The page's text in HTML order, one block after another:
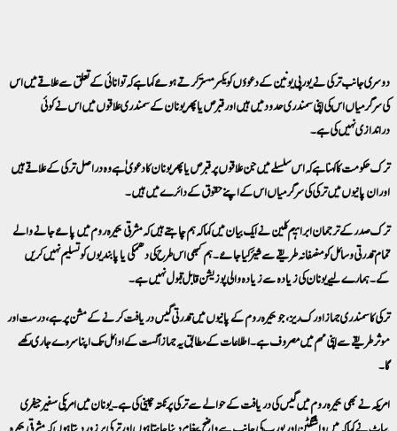
دوسری جانب ترکی نے یورپی یونین کے دعوؤں کو یکسر مستر کرتے ہوئے کہا ہے کہ توانائی کے تعلق سے علاقے میں اس
کی سرگرمیاں اس کی اپنی سمندری حدود میں ہیں اور قبرص یا پھر یونان کے سمندری علاقوں میں اس نے کوئی
دراندازی نہیں کی ہے۔
ترک حکومت کا کہنا ہے کہ اس سلسلے میں جن علاقوں پر قبرص یا پھر یونان کا دعویٰ ہے وہ در اصل ترکی کے علاقے ہیں
اور ان پانیوں میں ترکی کی سرگرمیاں اس کے اپنے حقوق کے دائرے میں ہیں۔
ترک صدر کے ترجمان ابراہیم کلین نے ایک بیان میں کہا کہ ہم چاہتے ہیں کہ مشرقی بحیرہ روم میں پائے جانے والے
تمام قدرتی وسائل کو منصفانہ طریقے سے شیئر کیا جائے۔ ہم کبھی اس طرح کی دھمکی یا پابندیوں کو تسلیم نہیں کریں
گے۔ ہمارے لیے یونان کی زیادہ سے زیادہ والی پوزیشن قابل قبول نہیں ہے۔
ترکی کا سمندری جہاز اورک ریز، جو بحیرہ روم کے پانیوں میں قدرتی گیس دریافت کرنے کے مشن پر ہے، درست اور
موثر طریقے سے اپنی مہم میں مصروف ہے۔ اطلاعات کے مطابق یہ جہازاگست کے اوائل تک اپنا سروے جاری رکھے
گا۔
امریکہ نے بھی بحیرہ روم میں گیس کی دریافت کے حوالے سے ترکی پر نکتہ چینی کی ہے۔ یونان میں امریکی سفیر جیفری